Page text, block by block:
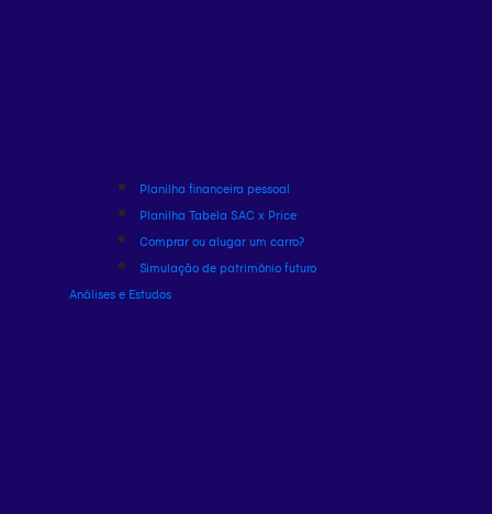
Planilha financeira pessoal
Planilha Tabela SAC x Price
Comprar ou alugar um carro?
Simulação de patrimônio futuro
Análises e Estudos